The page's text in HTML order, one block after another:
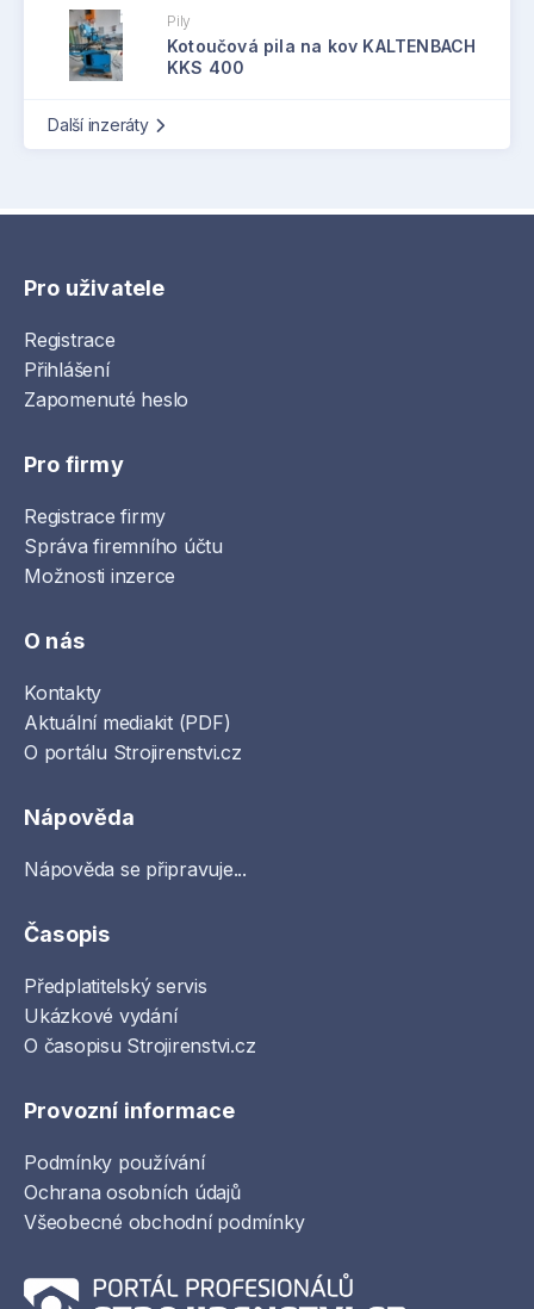
Pily
Kotoučová pila na kov KALTENBACH
KKS 400
Další inzeráty
Pro uživatele
Registrace
Přihlášení
Zapomenuté heslo
Pro firmy
Registrace firmy
Správa firemního účtu
Možnosti inzerce
O nás
Kontakty
Aktuální mediakit (PDF)
O portálu Strojirenstvi.cz
Nápověda
Nápověda se připravuje...
Časopis
Předplatitelský servis
Ukázkové vydání
O časopisu Strojirenstvi.cz
Provozní informace
Podmínky používání
Ochrana osobních údajů
Všeobecné obchodní podmínky